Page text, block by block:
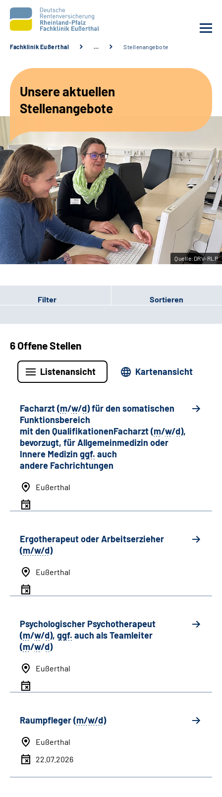
Unsere Angebote
Karriere
Beratungsstellen &
Zuweisende
Suche
Leichte Sprache
Gebärdensprache
Fachklinik Eußerthal … Stellenangebote
Unsere aktuellen
Stellenangebote
Quelle:DRV-RLP
Filter Sortieren
6 Offene Stellen
Listenansicht Kartenansicht
Facharzt (m/w/d) für den somatischen
Funktionsbereich
mit den QualifikationenFacharzt (m/w/d),
bevorzugt, für Allgemeinmedizin oder
Innere Medizin ggf. auch
andere Fachrichtungen
Eußerthal
Ergotherapeut oder Arbeitserzieher
(m/w/d)
Eußerthal
Psychologischer Psychotherapeut
(m/w/d), ggf. auch alsTeamleiter
(m/w/d)
Eußerthal
Raumpfleger (m/w/d)
Eußerthal
22.07.2026